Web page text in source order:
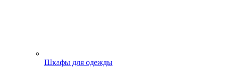
Шкафы для одежды